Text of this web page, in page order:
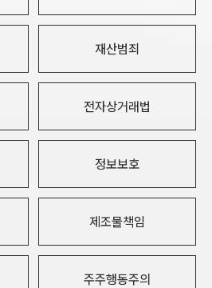
재산범죄
전자상거래법
정보보호
제조물책임
주주행동주의